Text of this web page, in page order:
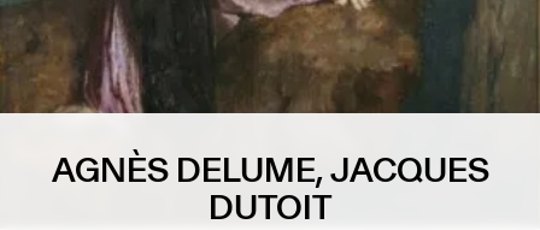
AGNÈS DELUME, JACQUES
DUTOIT